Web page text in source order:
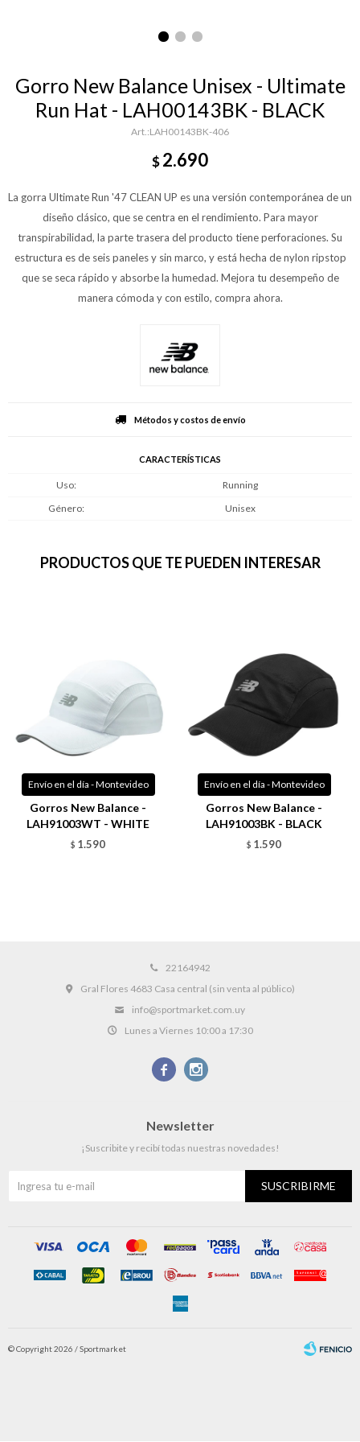
Gorro New Balance Unisex - Ultimate
Run Hat - LAH00143BK - BLACK
LAH00143BK-406
$2.690
La gorra Ultimate Run '47 CLEAN UP es una versión contemporánea de un
diseño clásico, que se centra en el rendimiento. Para mayor
transpirabilidad, la parte trasera del producto tiene perforaciones. Su
estructura es de seis paneles y sin marco, y está hecha de nylon ripstop
que se seca rápido y absorbe la humedad. Mejora tu desempeño de
manera cómoda y con estilo, compra ahora.
Métodos y costos de envío
CARACTERÍSTICAS
Uso
Running
Género
Unisex
PRODUCTOS QUE TE PUEDEN INTERESAR
Envío en el día - Montevideo
Gorros New Balance -
LAH91003WT - WHITE
$ 1.590
Envío en el día - Montevideo
Gorros New Balance -
LAH91003BK - BLACK
$ 1.590
22164942
Gral Flores 4683 Casa central (sin venta al público)
info@sportmarket.com.uy
Lunes a Viernes 10:00 a 17:30
 
Newsletter
¡Suscribite y recibí todas nuestras novedades!
SUSCRIBIRME
© Copyright 2026 / Sportmarket